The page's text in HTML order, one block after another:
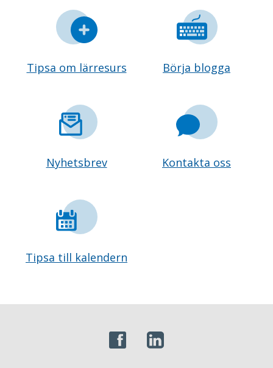
Tipsa om lärresurs Börja blogga
Nyhetsbrev Kontakta oss
Tipsa till kalendern